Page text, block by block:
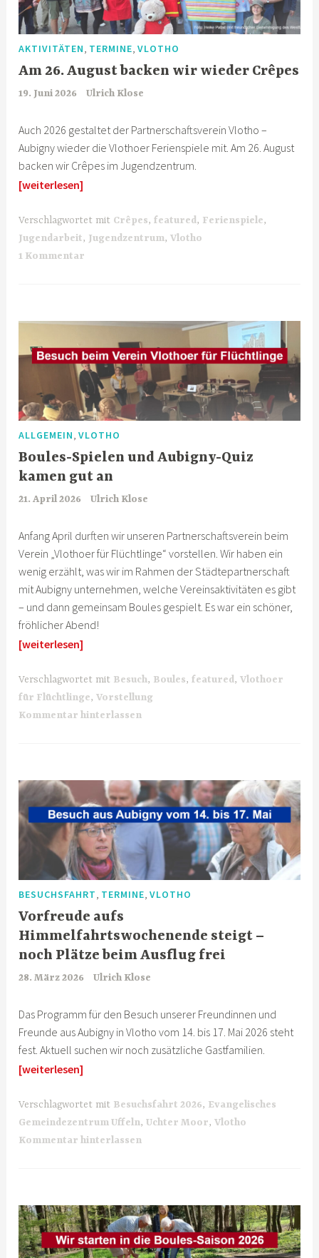
AKTIVITÄTEN TERMINE ,VLOTHO
Am 26. August backen wir wieder Crêpes
19. Juni 2026 Ulrich Klose
Auch 2026 gestaltet der Partnerschaftsverein Vlotho –
Aubigny wieder die Vlothoer Ferienspiele mit. Am 26. August
backen wir Crêpes im Jugendzentrum.
[weiterlesen]
Verschlagwortet mit Crêpes,featured, Ferienspiele,
Jugendarbeit, Jugendzentrum,Vlotho
1 Kommentar
ALLGEMEIN ,VLOTHO
Boules-Spielen und Aubigny-Quiz
kamen gut an
21. April 2026 Ulrich Klose
Anfang April durften wir unseren Partnerschaftsverein beim
Verein „Vlothoer für Flüchtlinge“ vorstellen. Wir haben ein
wenig erzählt, was wir im Rahmen der Städtepartnerschaft
mit Aubigny unternehmen, welche Vereinsaktivitäten es gibt
– und dann gemeinsam Boules gespielt. Es war ein schöner,
fröhlicher Abend!
[weiterlesen]
Verschlagwortet mit Besuch, Boules,featured,Vlothoer
für Flüchtlinge,Vorstellung
Kommentar hinterlassen
BESUCHSFAHRT TERMINE ,VLOTHO
Vorfreude aufs
Himmelfahrtswochenende steigt –
noch Plätze beim Ausflug frei
28. März 2026 Ulrich Klose
Das Programm für den Besuch unserer Freundinnen und
Freunde aus Aubigny in Vlotho vom 14. bis 17. Mai 2026 steht
fest. Aktuell suchen wir noch zusätzliche Gastfamilien.
[weiterlesen]
Verschlagwortet mit Besuchsfahrt 2026, Evangelisches
Gemeindezentrum Uffeln,Uchter Moor,Vlotho
Kommentar hinterlassen